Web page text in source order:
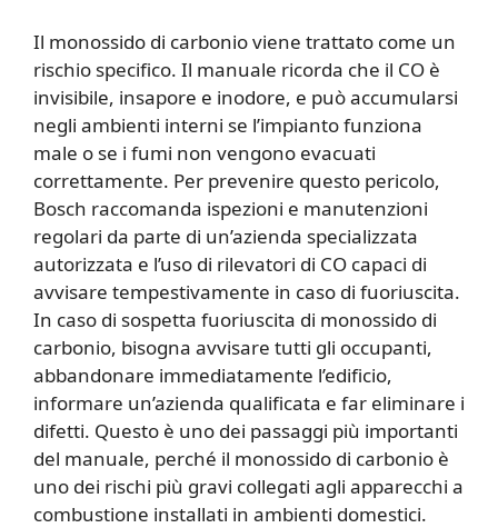
Il monossido di carbonio viene trattato come un
rischio specifico. Il manuale ricorda che il CO è
invisibile, insapore e inodore, e può accumularsi
negli ambienti interni se l’impianto funziona
male o se i fumi non vengono evacuati
correttamente. Per prevenire questo pericolo,
Bosch raccomanda ispezioni e manutenzioni
regolari da parte di un’azienda specializzata
autorizzata e l’uso di rilevatori di CO capaci di
avvisare tempestivamente in caso di fuoriuscita.
In caso di sospetta fuoriuscita di monossido di
carbonio, bisogna avvisare tutti gli occupanti,
abbandonare immediatamente l’edificio,
informare un’azienda qualificata e far eliminare i
difetti. Questo è uno dei passaggi più importanti
del manuale, perché il monossido di carbonio è
uno dei rischi più gravi collegati agli apparecchi a
combustione installati in ambienti domestici.